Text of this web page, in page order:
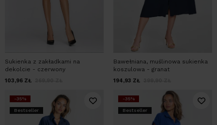
Sukienka z zakładkami na
dekolcie - czerwony
103,96 ZŁ
Bawełniana, muślinowa sukienka
koszulowa - granat
194,93 ZŁ
-35%
Bestseller
-35%
Bestseller